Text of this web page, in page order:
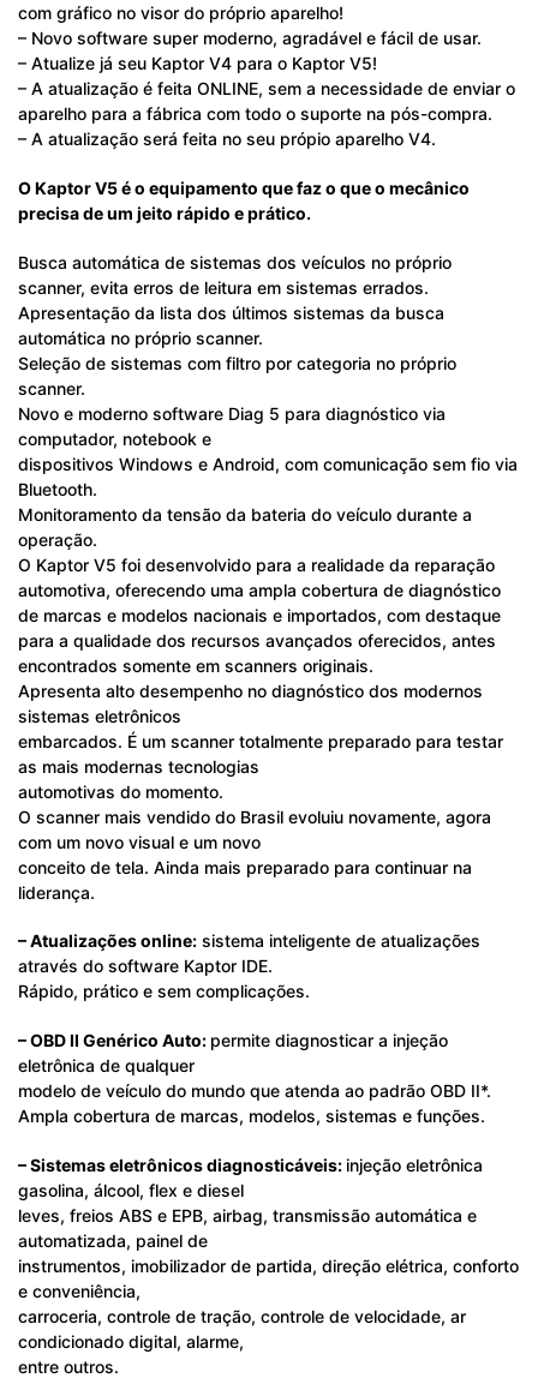
com gráfico no visor do próprio aparelho!
– Novo software super moderno, agradável e fácil de usar.
– Atualize já seu Kaptor V4 para o Kaptor V5!
– A atualização é feita ONLINE, sem a necessidade de enviar o
aparelho para a fábrica com todo o suporte na pós-compra.
– A atualização será feita no seu própio aparelho V4.
O Kaptor V5 é o equipamento que faz o que o mecânico
precisa de um jeito rápido e prático.
Busca automática de sistemas dos veículos no próprio
scanner, evita erros de leitura em sistemas errados.
Apresentação da lista dos últimos sistemas da busca
automática no próprio scanner.
Seleção de sistemas com filtro por categoria no próprio
scanner.
Novo e moderno software Diag 5 para diagnóstico via
computador, notebook e
dispositivos Windows e Android, com comunicação sem fio via
Bluetooth.
Monitoramento da tensão da bateria do veículo durante a
operação.
O Kaptor V5 foi desenvolvido para a realidade da reparação
automotiva, oferecendo uma ampla cobertura de diagnóstico
de marcas e modelos nacionais e importados, com destaque
para a qualidade dos recursos avançados oferecidos, antes
encontrados somente em scanners originais.
Apresenta alto desempenho no diagnóstico dos modernos
sistemas eletrônicos
embarcados. É um scanner totalmente preparado para testar
as mais modernas tecnologias
automotivas do momento.
O scanner mais vendido do Brasil evoluiu novamente, agora
com um novo visual e um novo
conceito de tela. Ainda mais preparado para continuar na
liderança.
– Atualizações online: sistema inteligente de atualizações
através do software Kaptor IDE.
Rápido, prático e sem complicações.
– OBD II Genérico Auto: permite diagnosticar a injeção
eletrônica de qualquer
modelo de veículo do mundo que atenda ao padrão OBD II*.
Ampla cobertura de marcas, modelos, sistemas e funções.
– Sistemas eletrônicos diagnosticáveis: injeção eletrônica
gasolina, álcool, flex e diesel
leves, freios ABS e EPB, airbag, transmissão automática e
automatizada, painel de
instrumentos, imobilizador de partida, direção elétrica, conforto
e conveniência,
carroceria, controle de tração, controle de velocidade, ar
condicionado digital, alarme,
entre outros.